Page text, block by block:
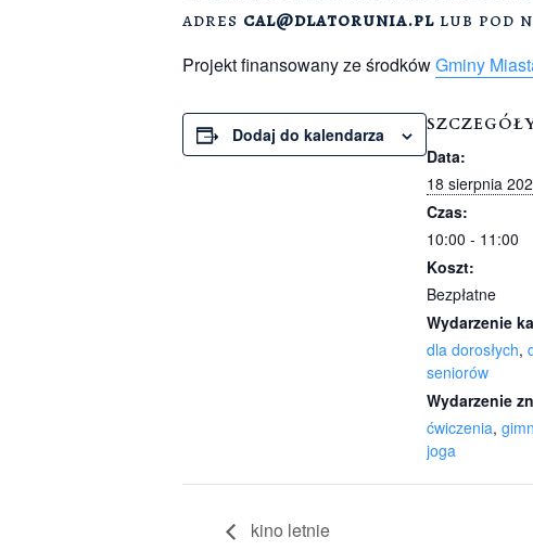
adres cal@dlatorunia.pl lub pod
Projekt finansowany ze środkówGminy
Dodaj do kalendarza
Data:
18 sierpnia
Czas:
10:00 - 11:00
Koszt:
Bezpłatne
Wydarzenie
dla dorosłych,
seniorów
Wydarzenie
ćwiczenia,
joga
kino letnie